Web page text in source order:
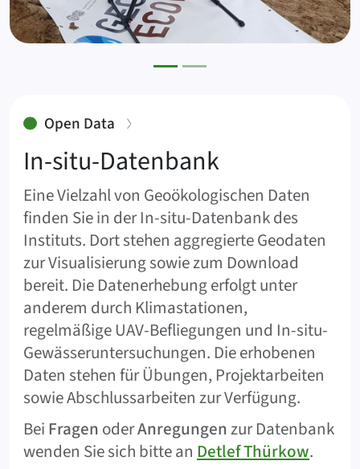
Open Data
In-situ-Datenbank
Eine Vielzahl von Geoökologischen Daten
finden Sie in der In-situ-Datenbank des
Instituts. Dort stehen aggregierte Geodaten
zur Visualisierung sowie zum Download
bereit. Die Datenerhebung erfolgt unter
anderem durch Klimastationen,
regelmäßige UAV-Befliegungen und In-situ-
Gewässeruntersuchungen. Die erhobenen
Daten stehen für Übungen, Projektarbeiten
sowie Abschlussarbeiten zur Verfügung.
Bei Fragen oderAnregungenzur Datenbank
wenden Sie sich bitte an Detlef Thürkow.